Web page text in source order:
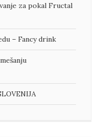
za pokal Fructal
– Fancy drink